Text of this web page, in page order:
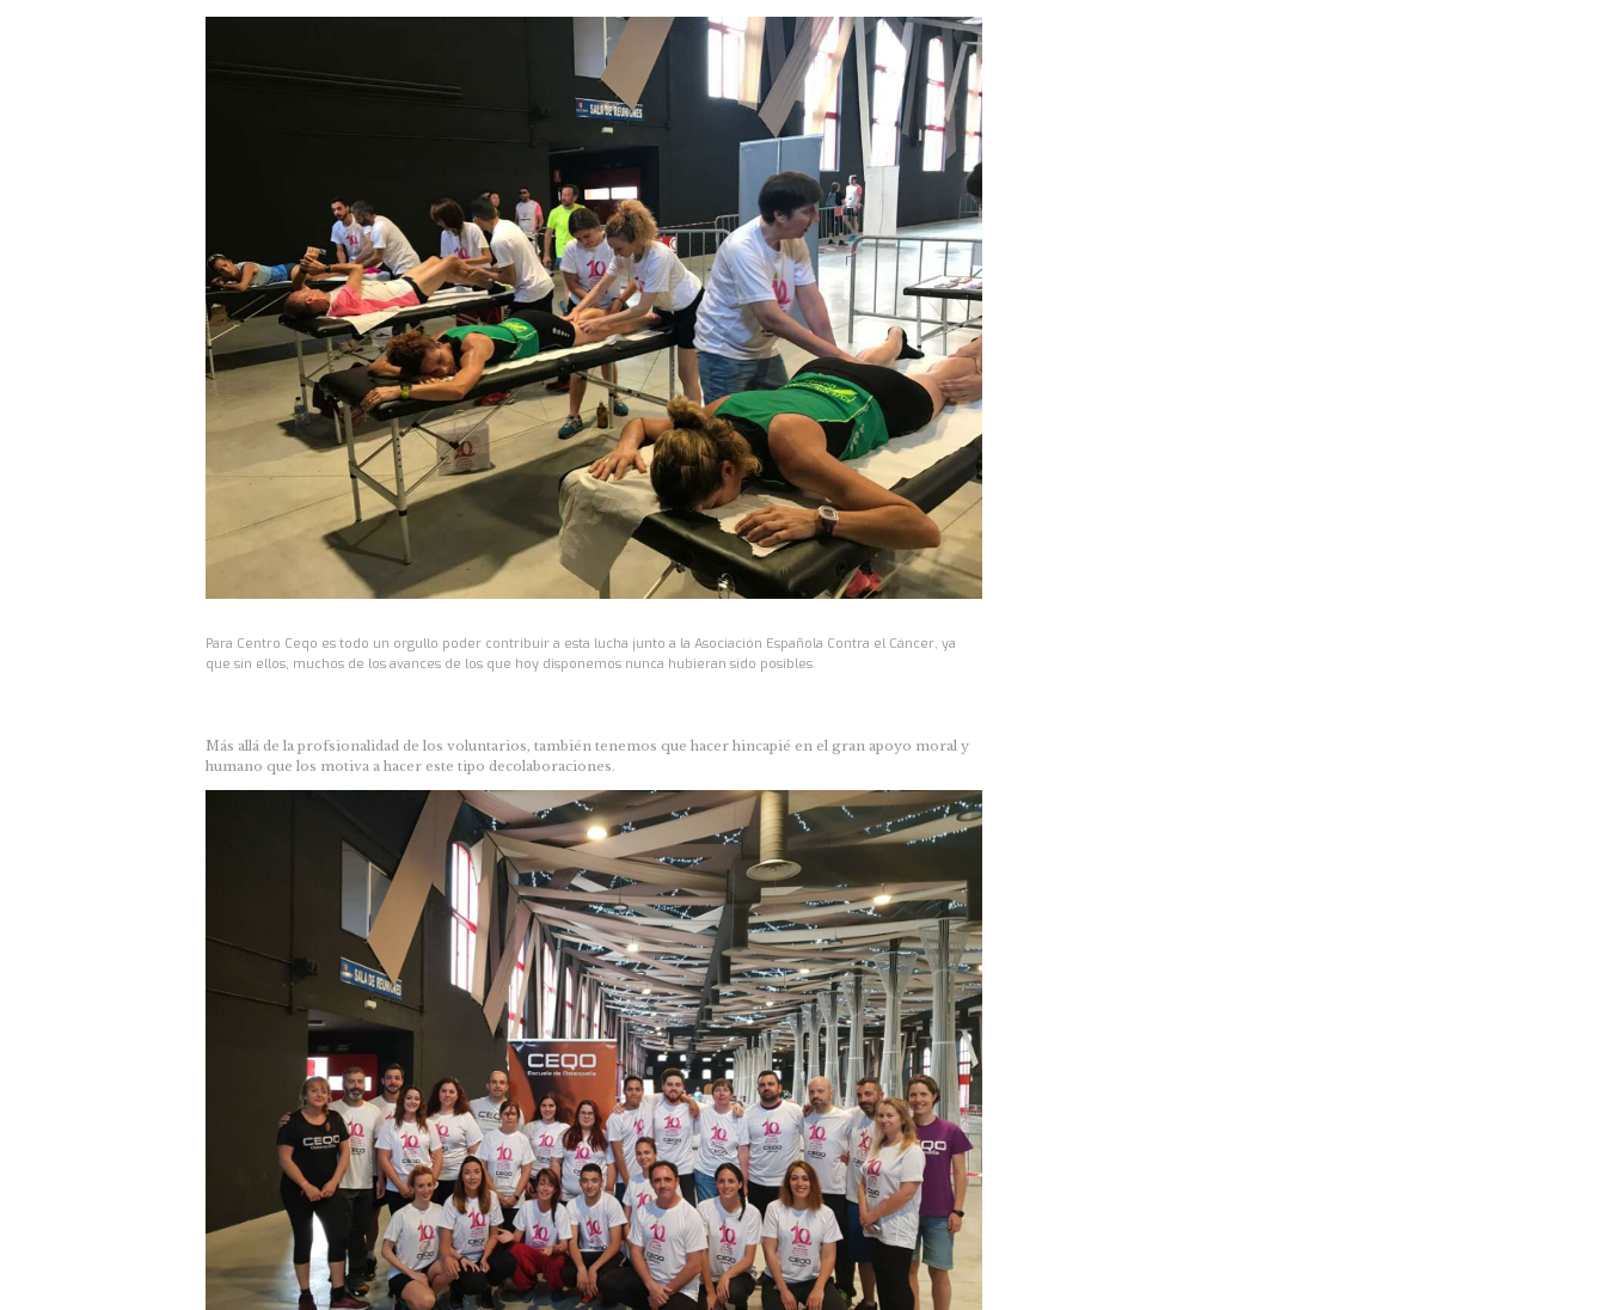
Para Centro Ceqo es todo un orgullo poder contribuir a esta lucha junto a la Asociación Española Contra el Cáncer, ya
que sin ellos, muchos de los avances de los que hoy disponemos nunca hubieran sido posibles.
Más allá de la profsionalidad de los voluntarios, también tenemos que hacer hincapié en el gran apoyo moral y
humano que los motiva a hacer este tipo decolaboraciones.